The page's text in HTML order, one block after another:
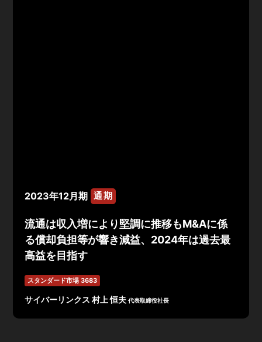
2023年12月期 通期
流通は収入増により堅調に推移もM&Aに係
る償却負担等が響き減益、2024年は過去最
高益を目指す
スタンダード市場 3683
サイバーリンクス 村上 恒夫代表取締役社長